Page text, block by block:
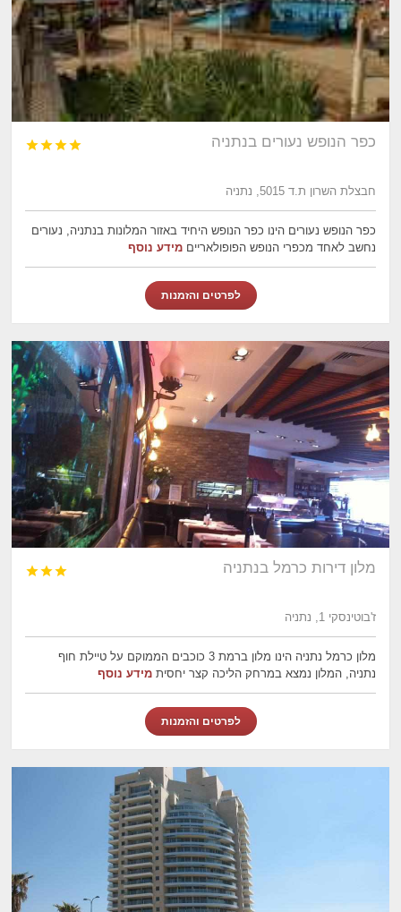
כפר הנופש נעורים בנתניה 



חבצלת השרון ת.ד 5015, נתניה
כפר הנופש נעורים הינו כפר הנופש היחיד באזור המלונות בנתניה, נעורים
נחשב לאחד מכפרי הנופש הפופולארייםמידע נוסף
לפרטים והזמנות
מלון דירות כרמל בנתניה 


ז'בוטינסקי 1, נתניה
מלון כרמל נתניה הינו מלון ברמת 3 כוכבים הממוקם על טיילת חוף
נתניה, המלון נמצא במרחק הליכה קצר יחסיתמידע נוסף
לפרטים והזמנות